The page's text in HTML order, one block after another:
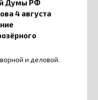
Думы РФ
4 августа
и деловой.